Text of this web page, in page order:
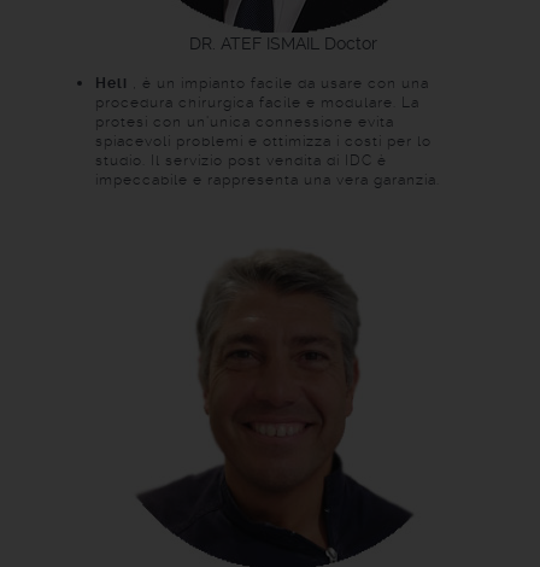
DR. ATEF ISMAIL Doctor
Heli
, è un impianto facile da usare con una
procedura chirurgica facile e modulare. La
protesi con un'unica connessione evita
spiacevoli problemi e ottimizza i costi per lo
studio. Il servizio post vendita di IDC è
impeccabile e rappresenta una vera garanzia.